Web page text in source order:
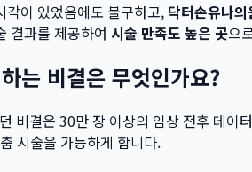
각이 있었음에도 불구하고, 닥터손유나의
결과를 제공하여 시술 만족도 높은 곳으
는 비결은 무엇인가요?
비결은 30만 장 이상의 임상 전후 데이
시술을 가능하게 합니다.